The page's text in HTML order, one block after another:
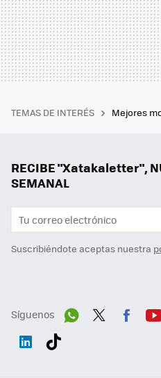
TEMAS DE INTERÉS Mejores
RECIBE "Xatakaletter",
SEMANAL
Suscribiéndote aceptas nuestra
Síguenos